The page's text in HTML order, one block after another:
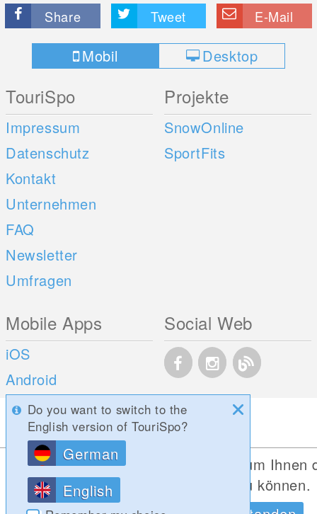
Share Tweet E-Mail
Mobil Desktop
TouriSpo
Impressum
Datenschutz
Kontakt
Unternehmen
FAQ
Newsletter
Umfragen
Projekte
SnowOnline
SportFits
Mobile Apps
iOS
Android
Social Web
Do you want to switch to the
English version of TouriSpo?
German
English
Diese Website verwendet Cookies, um Ihnen
bestmögliche Funktionalität bieten zu können.